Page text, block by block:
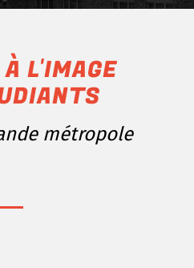
L'IMAGE
métropole